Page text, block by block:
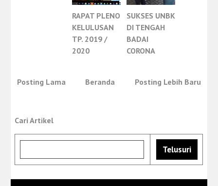
RAPAT PLENO
KELULUSAN
TP. 2019 /
2020
SUKSES UNBK
DI TENGAH
BADAI
CORONA
Posting Lebih Baru
Posting Lama Beranda
Cari Artikel